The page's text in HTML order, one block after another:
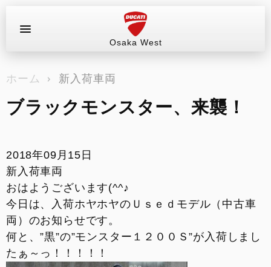
Osaka West
ラインアップ
サービス情報
ブログ（最新情報）
試乗車
イベント&ツーリング
販売情報
ホーム 新入荷車両
ブラックモンスター、来襲！
2018年09月15日
新入荷車両
おはようございます(^^♪
今日は、入荷ホヤホヤのＵｓｅｄモデル（中古車
両）のお知らせです。
何と、”黒”の”モンスター１２００Ｓ”が入荷しまし
たぁ～っ！！！！！